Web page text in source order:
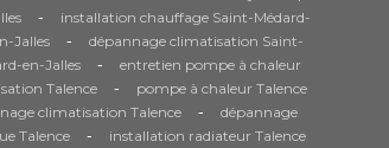
-
installation chauffage Saint-Médard-
Jalles -
dépannage climatisation Saint-
en-Jalles -
entretien pompe à chaleur
Talence - pompe à chaleur Talence
climatisation Talence -
dépannage
Talence - installation radiateur Talence